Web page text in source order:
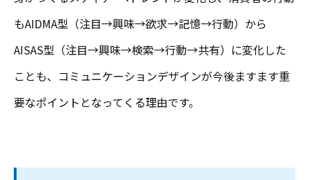
もAIDMA型（注目→興味→欲求→記憶→行動）から
AISAS型（注目→興味→検索→行動→共有）に変化した
ことも、コミュニケーションデザインが今後ますます重
要なポイントとなってくる理由です。